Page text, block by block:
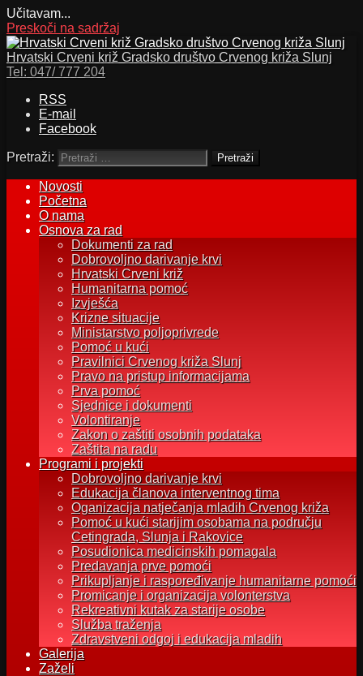
Učitavam...
Preskoči na sadržaj
Hrvatski Crveni križ Gradsko društvo Crvenog križa Slunj
Tel: 047/ 777 204
RSS
E-mail
Facebook
Pretraži:
Novosti
Početna
O nama
Osnova za rad
Dokumenti za rad
Dobrovoljno darivanje krvi
Hrvatski Crveni križ
Humanitarna pomoć
Izvješća
Krizne situacije
Ministarstvo poljoprivrede
Pomoć u kući
Pravilnici Crvenog križa Slunj
Pravo na pristup informacijama
Prva pomoć
Sjednice i dokumenti
Volontiranje
Zakon o zaštiti osobnih podataka
Zaštita na radu
Programi i projekti
Dobrovoljno darivanje krvi
Edukacija članova interventnog tima
Oganizacija natječanja mladih Crvenog križa
Pomoć u kući starijim osobama na području
Cetingrada, Slunja i Rakovice
Posudionica medicinskih pomagala
Predavanja prve pomoći
Prikupljanje i raspoređivanje humanitarne pomoći
Promicanje i organizacija volonterstva
Rekreativni kutak za starije osobe
Služba traženja
Zdravstveni odgoj i edukacija mladih
Galerija
Zaželi